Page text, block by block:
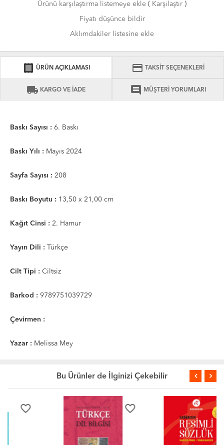
Ürünü karşılaştırma listemeye ekle ( Karşılaştır )
Fiyatı düşünce bildir
Aklımdakiler listesine ekle
receipt ÜRÜN AÇIKLAMASI credit_card TAKSİT SEÇENEKLERİ
local_shipping KARGO VE İADE comment MÜŞTERİ YORUMLARI
Baskı Sayısı : 6. Baskı
Baskı Yılı : Mayıs 2024
Sayfa Sayısı : 208
Baskı Boyutu : 13,50 x 21,00 cm
Kağıt Cinsi : 2. Hamur
Yayın Dili : Türkçe
Cilt Tipi : Ciltsiz
Barkod : 9789751039729
Çevirmen :
Yazar : Melissa Mey
Bu Ürünler de İlginizi Çekebilir
favorite_border favorite_border